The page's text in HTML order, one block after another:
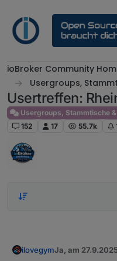
ioBroker Community
Usergroups,
Usertreffen:
Usergroups, Stammtische
152
17 55.7k
ilovegymJa, am